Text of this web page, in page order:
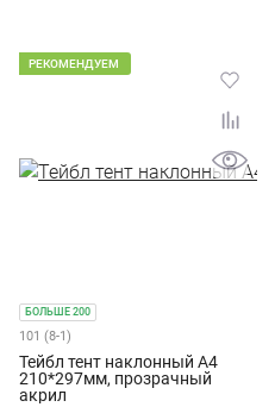
РЕКОМЕНДУЕМ
БОЛЬШЕ 200
101 (8-1)
Тейбл тент наклонный А4
210*297мм, прозрачный
акрил